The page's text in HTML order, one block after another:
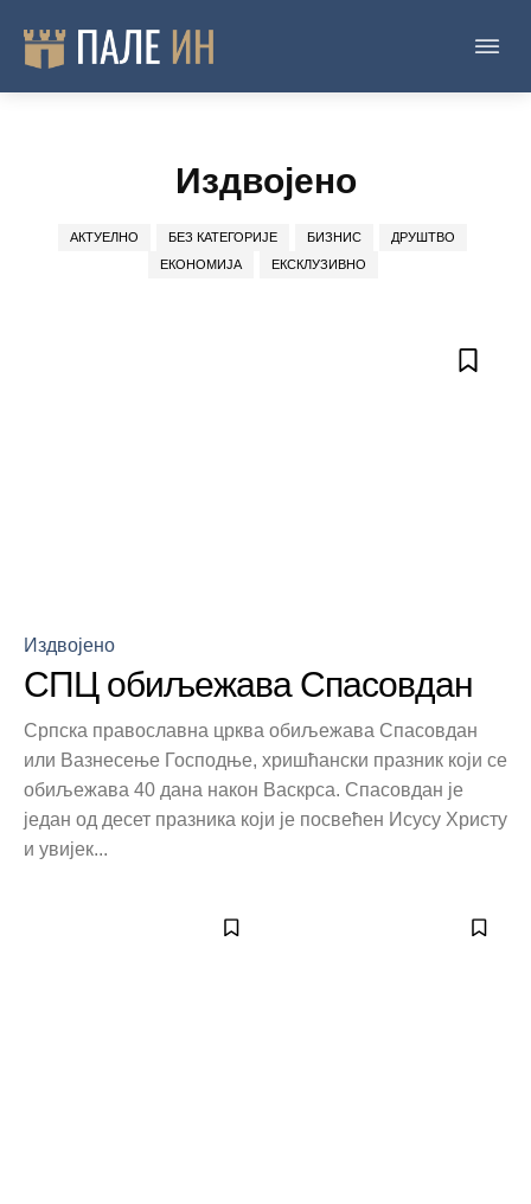
Издвојено
АКТУЕЛНО БЕЗ КАТЕГОРИЈЕ БИЗНИС
ДРУШТВО
ЕКОНОМИЈА
ЕКСКЛУЗИВНО
Издвојено
СПЦ обиљежава Спасовдан
Српска православна црква обиљежава Спасовдан
или Вазнесење Господње, хришћански празник који се
обиљежава 40 дана након Васкрса. Спасовдан је
један од десет празника који је посвећен Исусу Христу
и увијек...